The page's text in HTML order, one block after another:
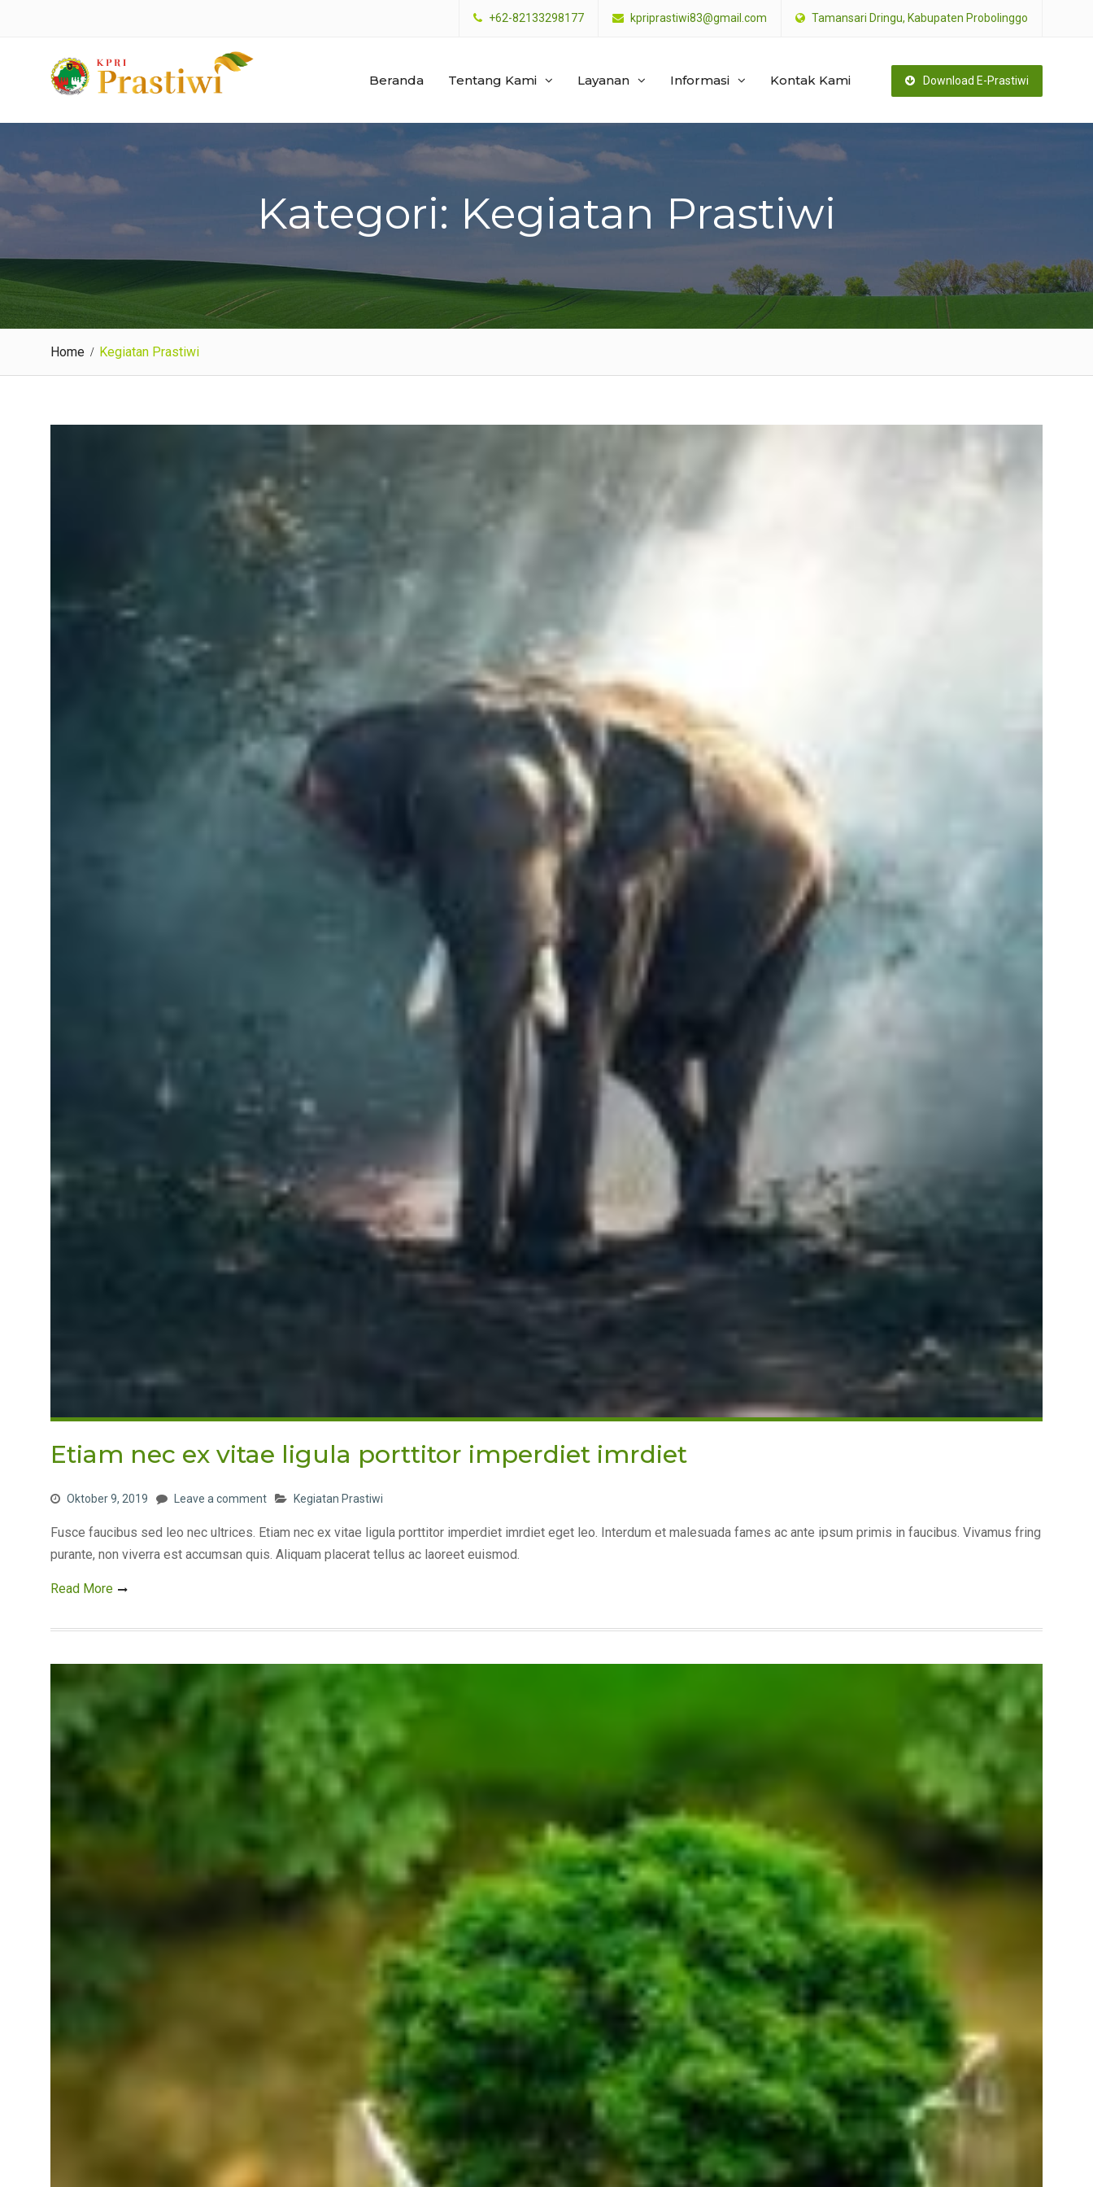
+62-82133298177 kpriprastiwi83@gmail.com Tamansari Dringu, Kabupaten Probolinggo
Download E-Prastiwi
Beranda Tentang Kami Layanan Informasi Kontak Kami
Kategori: Kegiatan Prastiwi
Home Kegiatan Prastiwi
Etiam nec ex vitae ligula porttitor imperdiet imrdiet
Oktober 9, 2019 Leave a comment Kegiatan Prastiwi
Fusce faucibus sed leo nec ultrices. Etiam nec ex vitae ligula porttitor imperdiet imrdiet eget leo. Interdum et malesuada fames ac ante ipsum primis in faucibus. Vivamus fring
purante, non viverra est accumsan quis. Aliquam placerat tellus ac laoreet euismod.
Read More